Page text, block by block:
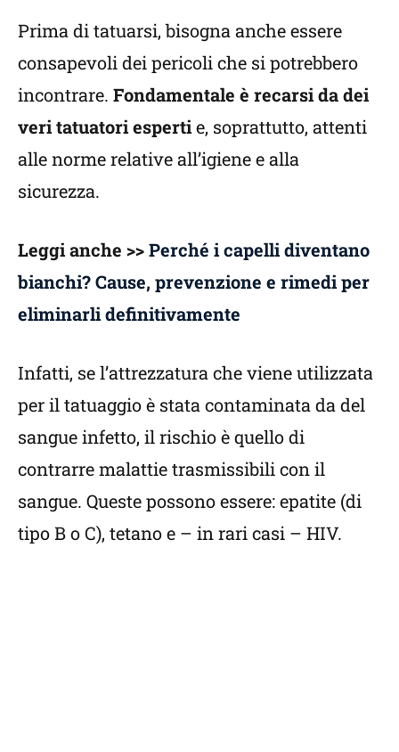
Prima di tatuarsi, bisogna anche essere
consapevoli dei pericoli che si potrebbero
incontrare. Fondamentale è recarsi da dei
veri tatuatori espertie, soprattutto, attenti
alle norme relative all’igiene e alla
sicurezza.
Leggi anche >>Perché i capelli diventano
bianchi? Cause, prevenzione e rimedi per
eliminarli definitivamente
Infatti, se l’attrezzatura che viene utilizzata
per il tatuaggio è stata contaminata da del
sangue infetto, il rischio è quello di
contrarre malattie trasmissibili con il
sangue. Queste possono essere: epatite (di
tipo B o C), tetano e – in rari casi – HIV.